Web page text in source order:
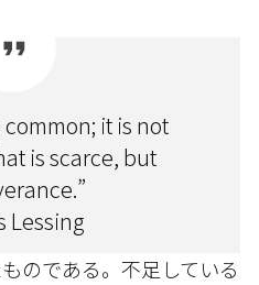
it is not
is scarce, but
Lessing
のである。不足している